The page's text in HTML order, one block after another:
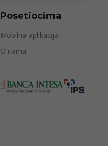
Posetiocima
Mobilna aplikacija
O nama